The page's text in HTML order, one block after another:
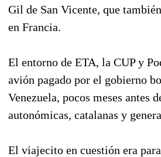
Gil de San Vicente, que
en Francia.
El entorno de ETA, la CUP y
avión pagado por el gobierno
Venezuela, pocos meses antes
autonómicas, catalanas y
El viajecito en cuestión era